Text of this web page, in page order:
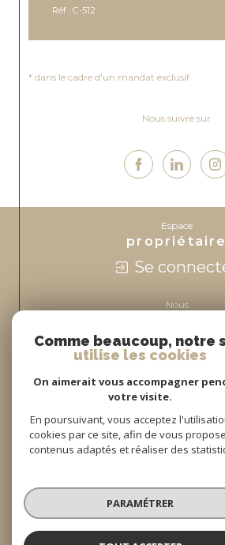
Réf : C-512
Nous suivre sur
Espace
propriétaire
Se
Nous
© 2026 | TOUS DROITS RÉSERVÉS | TRADUCTION
MENTIONS LÉGALES
RGPD DE L’AGENCE
POLITIQUE RGPD
Comme beaucoup, notre
utilise les cookies
On aimerait vous accompagner
votre visite.
En poursuivant, vous acceptez
cookies par ce site, afin de vous
contenus adaptés et réaliser des
PARAMÉTRER